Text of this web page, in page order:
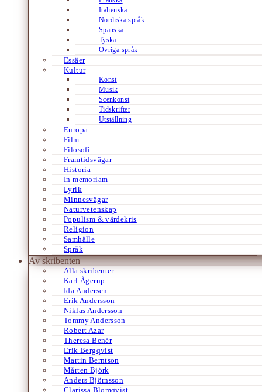
Italienska
Nordiska språk
Spanska
Tyska
Övriga språk
Essäer
Kultur
Konst
Musik
Scenkonst
Tidskrifter
Utställning
Europa
Film
Filosofi
Framtidsvägar
Historia
In memoriam
Lyrik
Minnesvägar
Naturvetenskap
Populism & värdekris
Religion
Samhälle
Språk
Av skribenten
Alla skribenter
Karl Ågerup
Ida Andersen
Erik Andersson
Niklas Andersson
Tommy Andersson
Robert Azar
Theresa Benér
Erik Bergqvist
Martin Berntson
Mårten Björk
Anders Björnsson
Clarissa Blomqvist